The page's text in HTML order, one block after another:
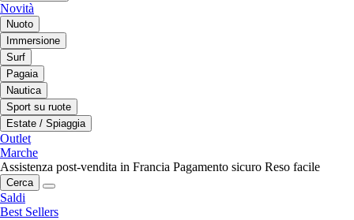
Novità
Nuoto
Immersione
Surf
Pagaia
Nautica
Sport su ruote
Estate / Spiaggia
Outlet
Marche
Assistenza post-vendita in Francia Pagamento sicuro Reso facile
Cerca
Saldi
Best Sellers